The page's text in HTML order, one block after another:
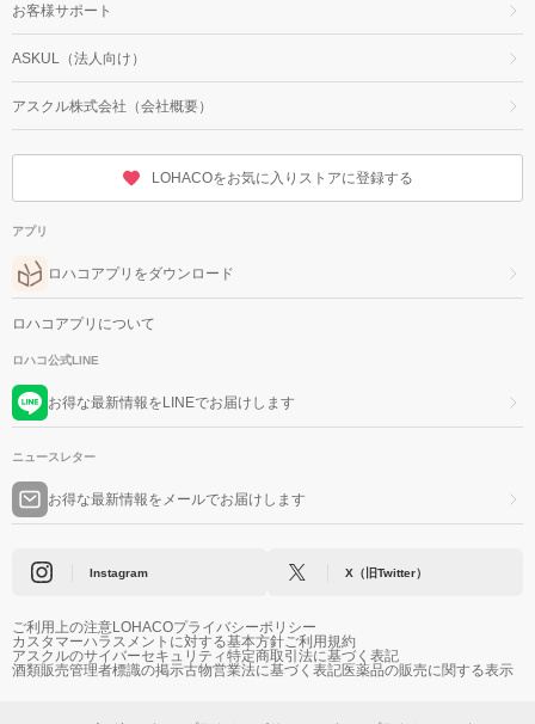
お客様サポート
ASKUL（法人向け）
アスクル株式会社（会社概要）
LOHACOをお気に入りストアに登録する
アプリ
ロハコアプリをダウンロード
ロハコアプリについて
ロハコ公式LINE
お得な最新情報をLINEでお届けします
ニュースレター
お得な最新情報をメールでお届けします
Instagram X（旧Twitter）
ご利用上の注意LOHACOプライバシーポリシー
カスタマーハラスメントに対する基本方針ご利用規約
アスクルのサイバーセキュリティ特定商取引法に基づく表記
酒類販売管理者標識の掲示古物営業法に基づく表記医薬品の販売に関する表示